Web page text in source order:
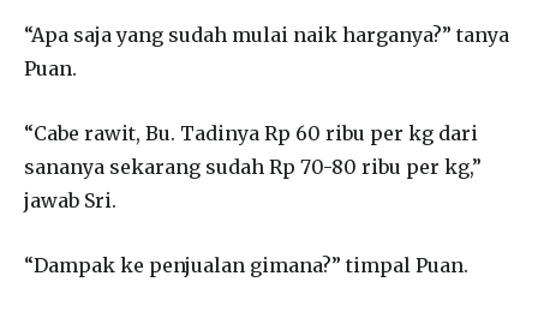
“Apa saja yang sudah mulai naik harganya?” tanya
Puan.
“Cabe rawit, Bu. Tadinya Rp 60 ribu per kg dari
sananya sekarang sudah Rp 70-80 ribu per kg,”
jawab Sri.
“Dampak ke penjualan gimana?” timpal Puan.